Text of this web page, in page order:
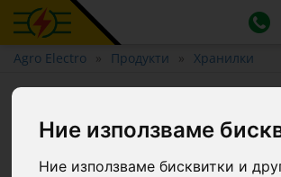
Ние използваме
Ние използваме бисквитки и
Agro Electro Продукти Хранилки
на едър рогат
розова, 6 литра